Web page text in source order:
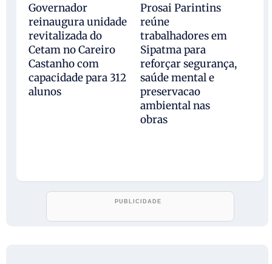
Governador
reinaugura unidade
revitalizada do
Cetam no Careiro
Castanho com
capacidade para 312
alunos
Prosai Parintins
reúne
trabalhadores em
Sipatma para
reforçar segurança,
saúde mental e
preservacao
ambiental nas
obras